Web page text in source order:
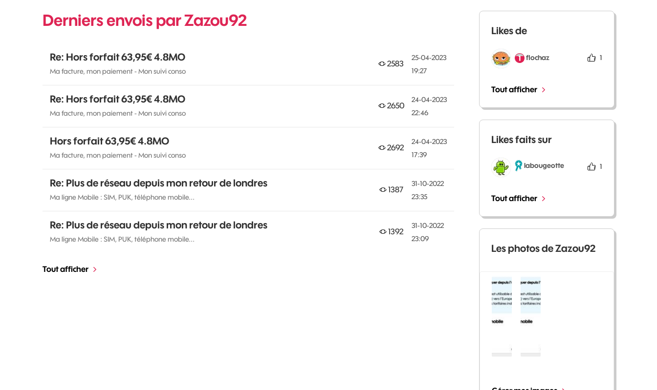
Derniers envois par Zazou92
Re: Hors forfait 63,95€ 4.8MO
Ma facture, mon paiement - Mon suivi conso
2583
‎25-04-2023
19:27
Re: Hors forfait 63,95€ 4.8MO
Ma facture, mon paiement - Mon suivi conso
2650
‎24-04-2023
22:46
Hors forfait 63,95€ 4.8MO
Ma facture, mon paiement - Mon suivi conso
2692
‎24-04-2023
17:39
Re: Plus de réseau depuis mon retour de londres
Ma ligne Mobile : SIM, PUK, téléphone mobile...
1387
‎31-10-2022
23:35
Re: Plus de réseau depuis mon retour de londres
Ma ligne Mobile : SIM, PUK, téléphone mobile...
1392
‎31-10-2022
23:09
Tout afficher
Likes de
flochaz 1
Tout afficher
Likes faits sur
labougeotte 1
Tout afficher
Les photos de Zazou92